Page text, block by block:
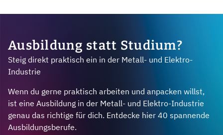
Ausbildung statt Studium?
Steig direkt praktisch ein in der Metall- und Elektro-
Industrie
Wenn du gerne praktisch arbeiten und anpacken willst,
ist eine Ausbildung in der Metall- und Elektro-Industrie
genau das richtige für dich. Entdecke hier 40 spannende
Ausbildungsberufe.